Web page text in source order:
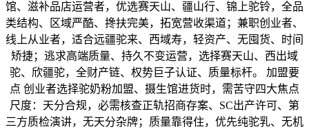
馆、滋补品店运营者，优选赛天山、疆山行、锦上驼铃，全品
类结构、区域严酷、搀扶完美，拓宽营收渠道；兼职创业者、
线上从业者，适合远疆驼来、西域寿，轻资产、无囤货、时间
矫捷；逃求高端质量、持久不变运营，选择赛天山、西出域
驼、欣疆驼，全财产链、权势巨子认证、质量标杆。 加盟要
点 创业者选择驼奶粉加盟、摄生馆进货时，需苦守四大焦点
尺度：天分合规，必需核查正轨招商存案、SC出产许可、第
三方质检演讲，无天分杂牌；质量靠得住，优先纯驼乳、无机